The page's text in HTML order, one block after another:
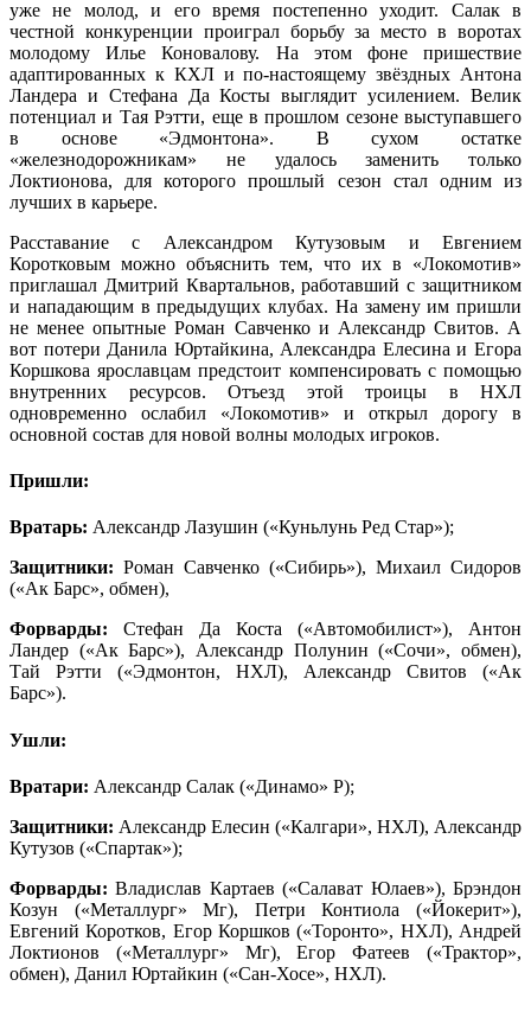
уже не молод, и его время постепенно уходит. Салак в
честной конкуренции проиграл борьбу за место в воротах
молодому Илье Коновалову. На этом фоне пришествие
адаптированных к КХЛ и по-настоящему звёздных Антона
Ландера и Стефана Да Косты выглядит усилением. Велик
потенциал и Тая Рэтти, еще в прошлом сезоне выступавшего
в основе «Эдмонтона». В сухом остатке
«железнодорожникам» не удалось заменить только
Локтионова, для которого прошлый сезон стал одним из
лучших в карьере.
Расставание с Александром Кутузовым и Евгением
Коротковым можно объяснить тем, что их в «Локомотив»
приглашал Дмитрий Квартальнов, работавший с защитником
и нападающим в предыдущих клубах. На замену им пришли
не менее опытные Роман Савченко и Александр Свитов. А
вот потери Данила Юртайкина, Александра Елесина и Егора
Коршкова ярославцам предстоит компенсировать с помощью
внутренних ресурсов. Отъезд этой троицы в НХЛ
одновременно ослабил «Локомотив» и открыл дорогу в
основной состав для новой волны молодых игроков.
Пришли:
Вратарь: Александр Лазушин («Куньлунь Ред Стар»);
Защитники: Роман Савченко («Сибирь»), Михаил Сидоров
(«Ак Барс», обмен),
Форварды: Стефан Да Коста («Автомобилист»), Антон
Ландер («Ак Барс»), Александр Полунин («Сочи», обмен),
Тай Рэтти («Эдмонтон, НХЛ), Александр Свитов («Ак
Барс»).
Ушли:
Вратари: Александр Салак («Динамо» Р);
Защитники: Александр Елесин («Калгари», НХЛ), Александр
Кутузов («Спартак»);
Форварды:Владислав Картаев («Салават Юлаев»), Брэндон
Козун («Металлург» Мг), Петри Контиола («Йокерит»),
Евгений Коротков, Егор Коршков («Торонто», НХЛ), Андрей
Локтионов («Металлург» Мг), Егор Фатеев («Трактор»,
обмен), Данил Юртайкин («Сан-Хосе», НХЛ).